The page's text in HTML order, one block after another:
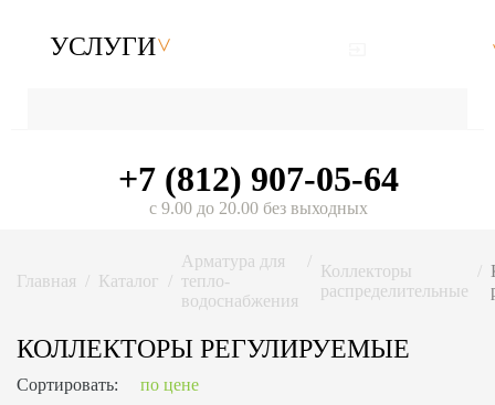
УСЛУГИ
+7 (812) 907-05-64
с 9.00 до 20.00 без выходных
Главная Каталог
Арматура для
тепло-
водоснабжения
Коллекторы
распределительные
КОЛЛЕКТОРЫ РЕГУЛИРУЕМЫЕ
Сортировать: по цене